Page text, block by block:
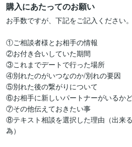
購入にあたってのお願い
お手数ですが、下記をご記入ください。
①ご相談者様とお相手の情報
②お付き合いしていた期間
③これまでデートで行った場所
④別れたのがいつなのか/別れの要因
⑤別れた後の繋がりについて
⑥お相手に新しいパートナーがいるか
⑦その他伝えておきたい事
⑧テキスト相談を選択した理由（出来
為）